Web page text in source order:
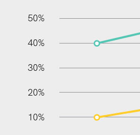
10%
50%
40%
30%
20%
10%